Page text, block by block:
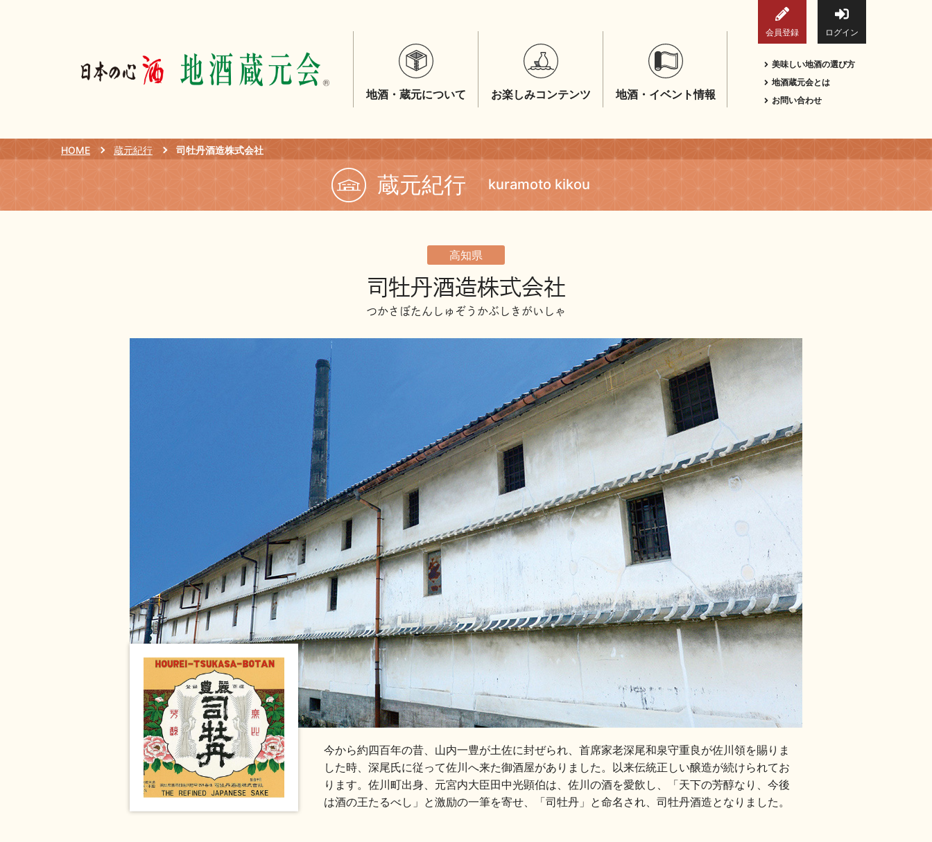
会員登録 ログイン
地酒・蔵元について お楽しみコンテンツ 地酒・イベント情報
美味しい地酒の選び方
地酒蔵元会とは
お問い合わせ
HOME 蔵元紀行 司牡丹酒造株式会社
蔵元紀行 kuramoto kikou
高知県
司牡丹酒造株式会社
つかさぼたんしゅぞうかぶしきがいしゃ
今から約四百年の昔、山内一豊が土佐に封ぜられ、首席家老深尾和泉守重良が佐川領を賜りま
した時、深尾氏に従って佐川へ来た御酒屋がありました。以来伝統正しい醸造が続けられてお
ります。佐川町出身、元宮内大臣田中光顕伯は、佐川の酒を愛飲し、「天下の芳醇なり、今後
は酒の王たるべし」と激励の一筆を寄せ、「司牡丹」と命名され、司牡丹酒造となりました。